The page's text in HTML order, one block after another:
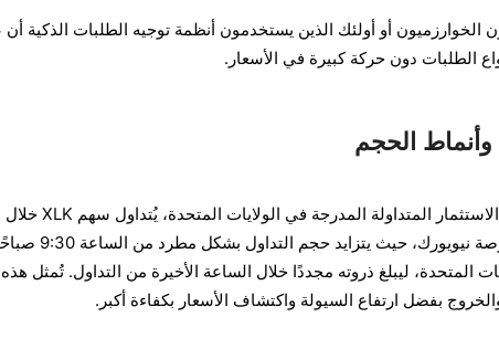
الخوارزميون أو أولئك الذين يستخدمون أنظمة توجيه الطلبات الذكية
الحجم
كما هو الحال مع معظم صناديق الاستثمار المتداولة المدرجة في الولايات المتحدة، يُتداول سهم XLK خلال
ساعات التداول الرسمية في بورصة نيويورك، حيث
المتحدة، ليبلغ ذروته مجددًا خلال الساعة الأخيرة من التداول. تُمثل هذه
بفضل ارتفاع السيولة واكتشاف الأسعار بكفاءة أكبر.